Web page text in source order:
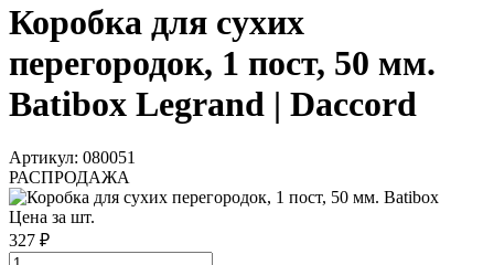
Коробка для сухих
перегородок, 1 пост, 50 мм.
Batibox Legrand | Daccord
Артикул: 080051
РАСПРОДАЖА
Цена за шт.
327 ₽